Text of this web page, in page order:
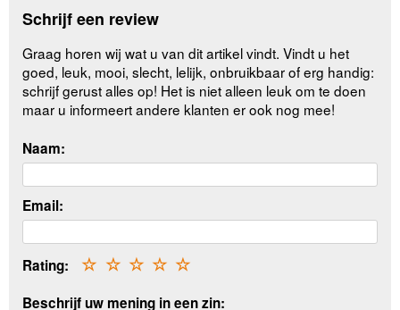
Schrijf een review
Graag horen wij wat u van dit artikel vindt. Vindt u het
goed, leuk, mooi, slecht, lelijk, onbruikbaar of erg handig:
schrijf gerust alles op! Het is niet alleen leuk om te doen
maar u informeert andere klanten er ook nog mee!
Naam:
Email:
Rating: ☆
☆
☆
☆
☆
Beschrijf uw mening in een zin: